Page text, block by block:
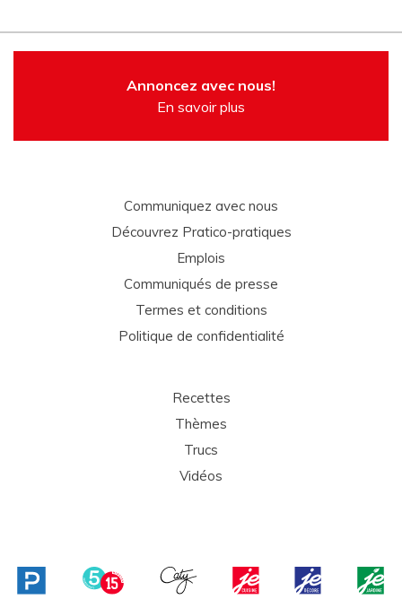
Annoncez avec nous!
En savoir plus
Communiquez avec nous
Découvrez Pratico-pratiques
Emplois
Communiqués de presse
Termes et conditions
Politique de confidentialité
Recettes
Thèmes
Trucs
Vidéos